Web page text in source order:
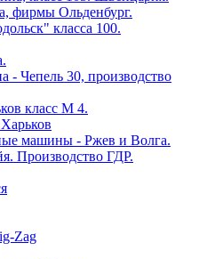
фирмы Ольденбург.
класса 100.
- Чепель 30, производство
класс М 4.
машины - Ржев и Волга.
Производство ГДР.
Zag